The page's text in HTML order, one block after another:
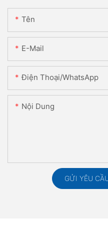
Tên
E-Mail
Điện Thoại/WhatsApp
Nội Dung
GỬI YÊU